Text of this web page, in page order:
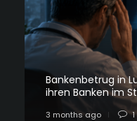
Bankenbetrug in
ihren Banken im
3 months ago 1